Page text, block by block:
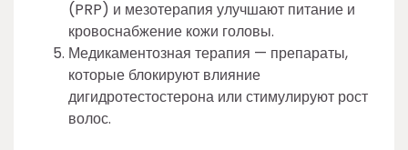
(PRP) и мезотерапия улучшают питание и
кровоснабжение кожи головы.
Медикаментозная терапия — препараты,
которые блокируют влияние
дигидротестостерона или стимулируют рост
волос.